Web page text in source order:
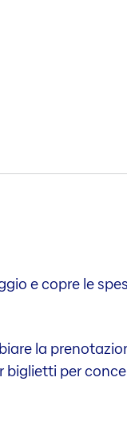
e copre le
la
biglietti per